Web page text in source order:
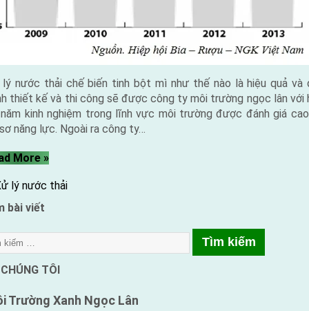
nước thải chế biến tinh bột mì như thế nào là hiệu quả và
thiết kế và thi công sẽ được công ty môi trường ngọc lân với
kinh nghiệm trong lĩnh vực môi trường được đánh giá
năng lực. Ngoài ra công ty…
More“Xử
nước
thải
biến
bột
»
lý nước thải
bài viết
TÔI
Trường Xanh Ngọc Lân